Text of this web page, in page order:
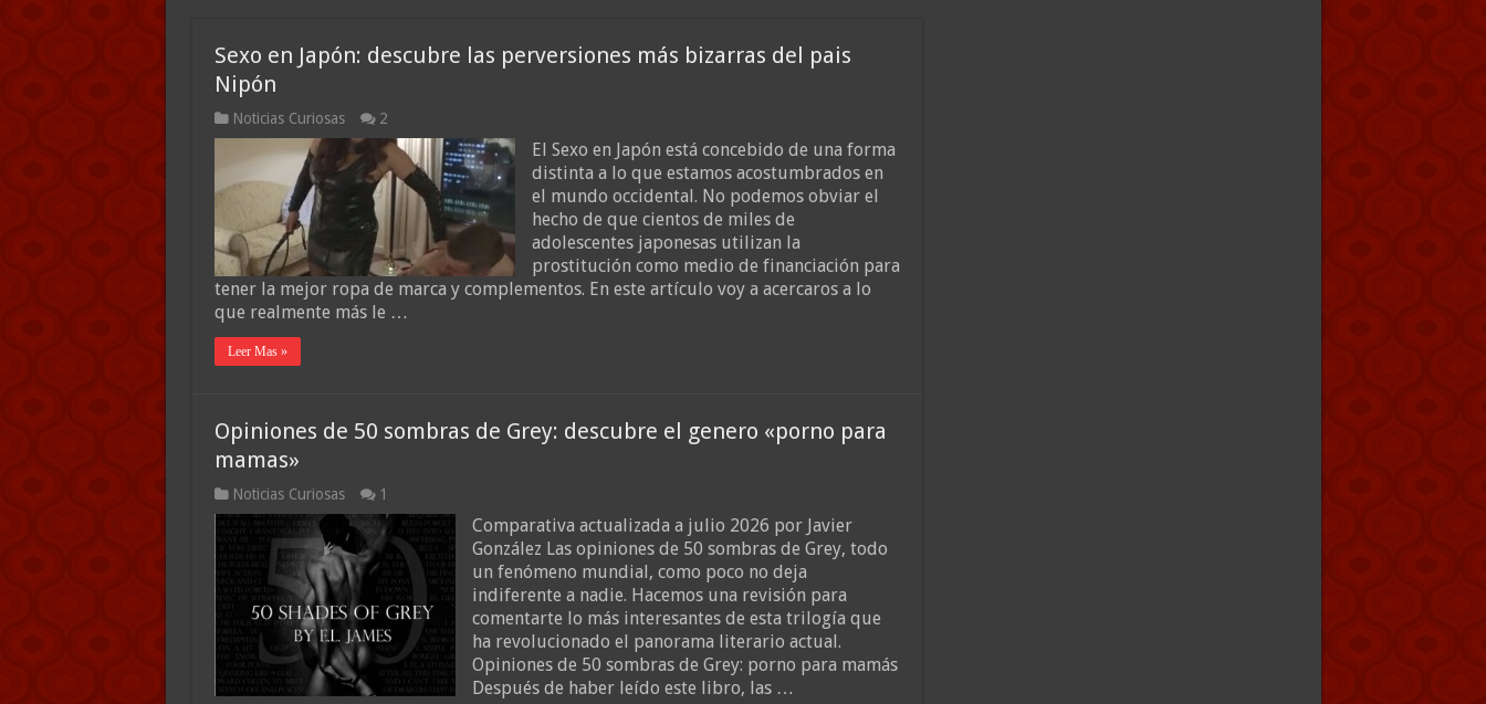
Sexo en Japón: descubre las perversiones más bizarras del pais
Nipón
Noticias Curiosas 2
El Sexo en Japón está concebido de una forma
distinta a lo que estamos acostumbrados en
el mundo occidental. No podemos obviar el
hecho de que cientos de miles de
adolescentes japonesas utilizan la
prostitución como medio de financiación para
tener la mejor ropa de marca y complementos. En este artículo voy a acercaros a lo
que realmente más le …
Leer Mas »
Opiniones de 50 sombras de Grey: descubre el genero «porno para
mamas»
Noticias Curiosas 1
Comparativa actualizada a julio 2026 por Javier
González Las opiniones de 50 sombras de Grey, todo
un fenómeno mundial, como poco no deja
indiferente a nadie. Hacemos una revisión para
comentarte lo más interesantes de esta trilogía que
ha revolucionado el panorama literario actual.
Opiniones de 50 sombras de Grey: porno para mamás
Después de haber leído este libro, las …